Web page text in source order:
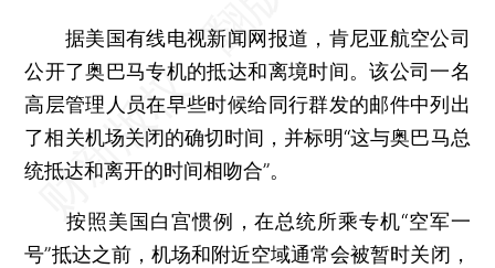
据美国有线电视新闻网报道，肯尼亚航空公司
公开了奥巴马专机的抵达和离境时间。该公司一名
高层管理人员在早些时候给同行群发的邮件中列出
了相关机场关闭的确切时间，并标明“这与奥巴马总
统抵达和离开的时间相吻合”。
按照美国白宫惯例，在总统所乘专机“空军一
号”抵达之前，机场和附近空域通常会被暂时关闭，